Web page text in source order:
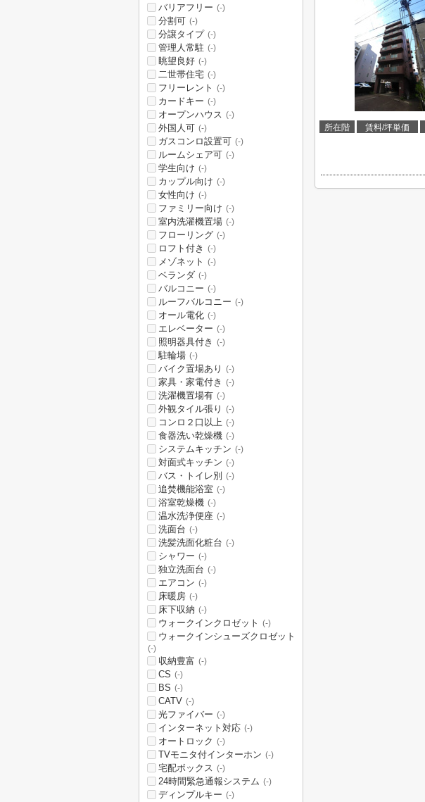
所在階 賃料/坪単価
バリアフリー (-)
分割可 (-)
分譲タイプ (-)
管理人常駐 (-)
眺望良好 (-)
二世帯住宅 (-)
フリーレント (-)
カードキー (-)
オープンハウス (-)
外国人可 (-)
ガスコンロ設置可 (-)
ルームシェア可 (-)
学生向け (-)
カップル向け (-)
女性向け (-)
ファミリー向け (-)
室内洗濯機置場 (-)
フローリング (-)
ロフト付き (-)
メゾネット (-)
ベランダ (-)
バルコニー (-)
ルーフバルコニー (-)
オール電化 (-)
エレベーター (-)
照明器具付き (-)
駐輪場 (-)
バイク置場あり (-)
家具・家電付き (-)
洗濯機置場有 (-)
外観タイル張り (-)
コンロ２口以上 (-)
食器洗い乾燥機 (-)
システムキッチン (-)
対面式キッチン (-)
バス・トイレ別 (-)
追焚機能浴室 (-)
浴室乾燥機 (-)
温水洗浄便座 (-)
洗面台 (-)
洗髪洗面化粧台 (-)
シャワー (-)
独立洗面台 (-)
エアコン (-)
床暖房 (-)
床下収納 (-)
ウォークインクロゼット (-)
ウォークインシューズクロゼット
(-)
収納豊富 (-)
CS (-)
BS (-)
CATV (-)
光ファイバー (-)
インターネット対応 (-)
オートロック (-)
TVモニタ付インターホン (-)
宅配ボックス (-)
24時間緊急通報システム (-)
ディンプルキー (-)